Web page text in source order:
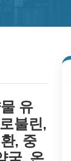
유
불린,
, 중